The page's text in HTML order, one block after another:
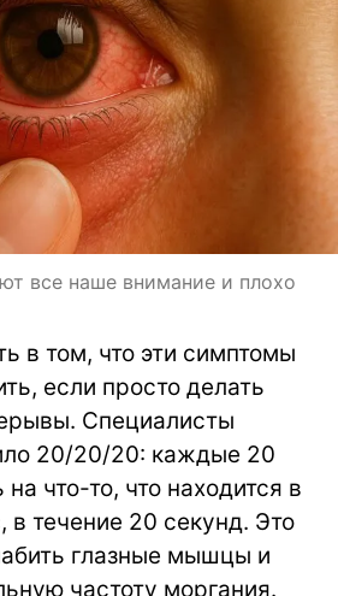
все наше внимание и плохо
в том, что эти симптомы
если просто делать
Специалисты
20/20/20: каждые 20
что-то, что находится в
в течение 20 секунд. Это
глазные мышцы и
частоту моргания.